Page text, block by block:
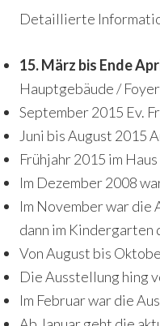
Detaillierte
15. März bis Ende
Hauptgebäude /
September 2015 Ev.
Juni bis August 2015
Frühjahr 2015 im
Im Dezember 2008
Im November war die
dann im Kindergarten
Von August bis
Die Ausstellung hing
Im Februar war die